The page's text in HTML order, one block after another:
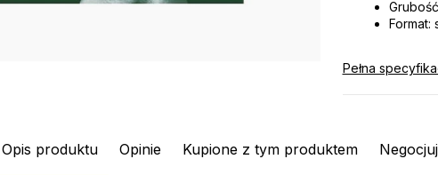
Format:
Pełna
Opis produktu Opinie Kupione z tym produktem